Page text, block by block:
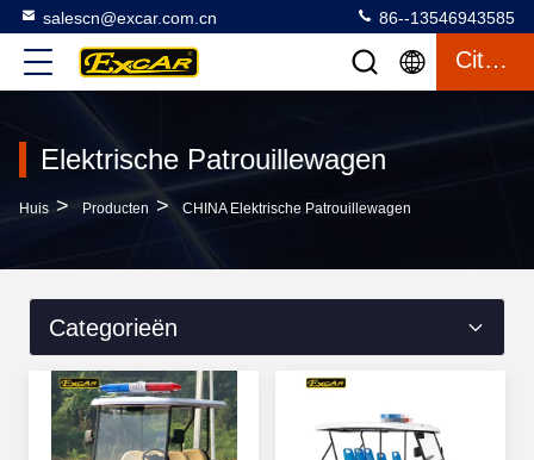
salescn@excar.com.cn 86--13546943585
Citaat
Elektrische Patrouillewagen
Huis > Producten > CHINA Elektrische Patrouillewagen
Categorieën